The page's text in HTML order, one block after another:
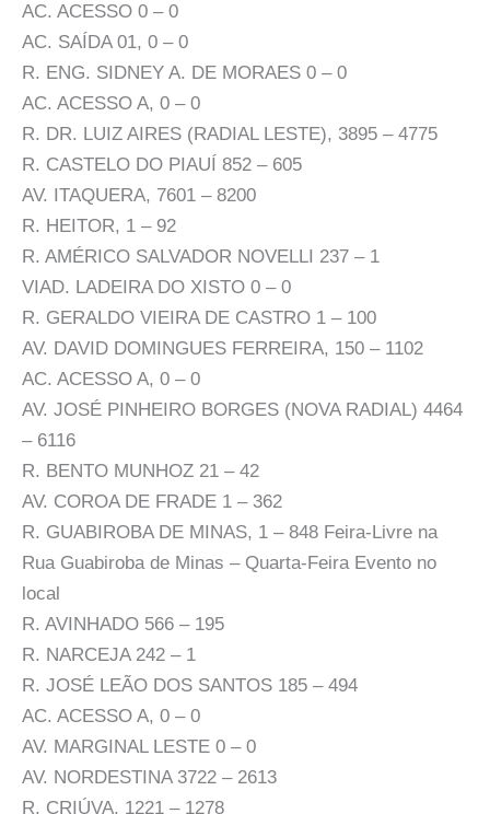
AC. ACESSO 0 – 0
AC. SAÍDA 01, 0 – 0
R. ENG. SIDNEY A. DE MORAES 0 – 0
AC. ACESSO A, 0 – 0
R. DR. LUIZ AIRES (RADIAL LESTE), 3895 – 4775
R. CASTELO DO PIAUÍ 852 – 605
AV. ITAQUERA, 7601 – 8200
R. HEITOR, 1 – 92
R. AMÉRICO SALVADOR NOVELLI 237 – 1
VIAD. LADEIRA DO XISTO 0 – 0
R. GERALDO VIEIRA DE CASTRO 1 – 100
AV. DAVID DOMINGUES FERREIRA, 150 – 1102
AC. ACESSO A, 0 – 0
AV. JOSÉ PINHEIRO BORGES (NOVA RADIAL) 4464
– 6116
R. BENTO MUNHOZ 21 – 42
AV. COROA DE FRADE 1 – 362
R. GUABIROBA DE MINAS, 1 – 848 Feira-Livre na
Rua Guabiroba de Minas – Quarta-Feira Evento no
local
R. AVINHADO 566 – 195
R. NARCEJA 242 – 1
R. JOSÉ LEÃO DOS SANTOS 185 – 494
AC. ACESSO A, 0 – 0
AV. MARGINAL LESTE 0 – 0
AV. NORDESTINA 3722 – 2613
R. CRIÚVA, 1221 – 1278